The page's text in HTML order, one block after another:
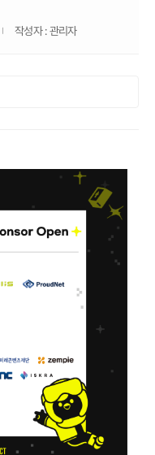
작성자 : 관리자